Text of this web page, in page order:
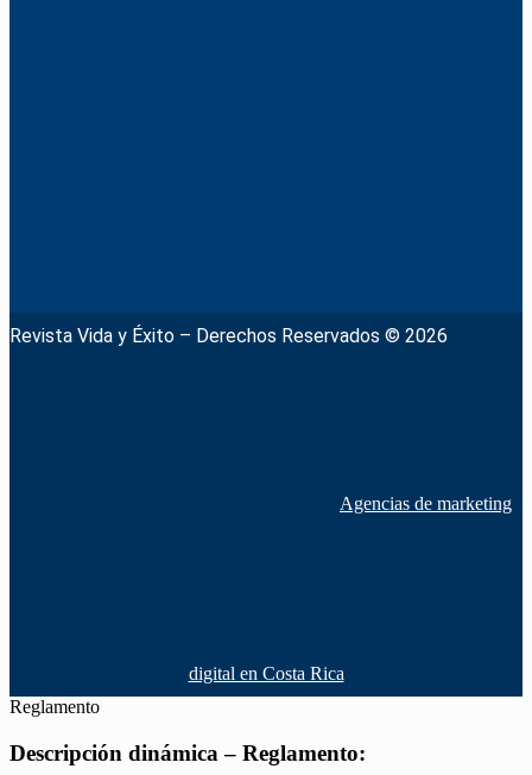
Revista Vida y Éxito – Derechos Reservados © 2026
Agencias de marketing
digital en Costa Rica
Reglamento
Descripción dinámica – Reglamento: